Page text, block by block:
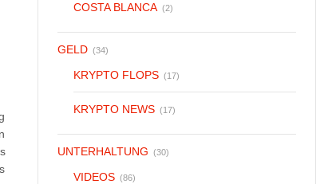
COSTA BLANCA (2)
GELD (34)
KRYPTO FLOPS (17)
KRYPTO NEWS (17)
UNTERHALTUNG (30)
VIDEOS (86)